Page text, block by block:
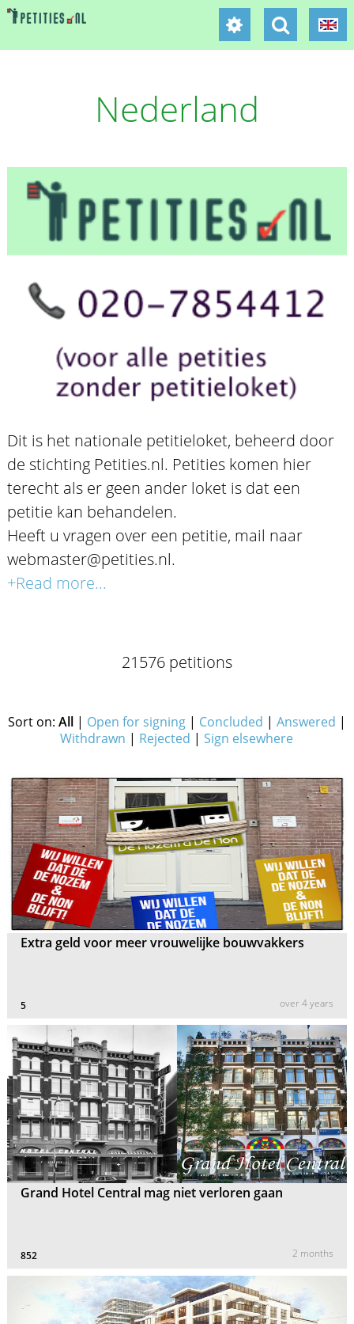
Nederland
Dit is het nationale petitieloket, beheerd door
de stichting Petities.nl. Petities komen hier
terecht als er geen ander loket is dat een
petitie kan behandelen.
Heeft u vragen over een petitie, mail naar
webmaster@petities.nl.
+Read more...
21576 petitions
Sort on: All| Open for signing| Concluded | Answered |
Withdrawn | Rejected |Sign elsewhere
Extra geld voor meer vrouwelijke bouwvakkers
5 over 4 years
Grand Hotel Central mag niet verloren gaan
852 2 months